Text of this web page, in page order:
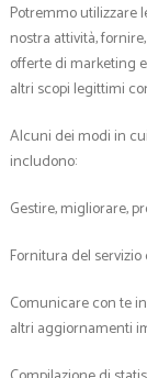
Potremmo utilizzare
nostra attività,
offerte di marketing
altri scopi legittimi
Alcuni dei modi in
includono:
Gestire, migliorare,
Fornitura del servizio
Comunicare con te
altri aggiornamenti